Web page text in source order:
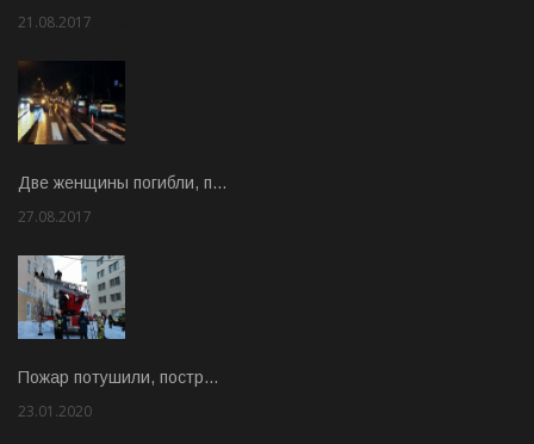
21.08.2017
Две женщины погибли, п…
27.08.2017
Пожар потушили, постр…
23.01.2020